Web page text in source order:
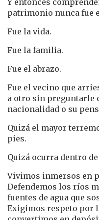
patrimonio nunca fue
Fue la vida.
Fue la familia.
Fue el abrazo.
Fue el vecino que
a otro sin preguntarle
nacionalidad o su
Quizá el mayor
pies.
Quizá ocurra dentro
Vivimos inmersos en
Defendemos los ríos
fuentes de agua que
Exigimos respeto por